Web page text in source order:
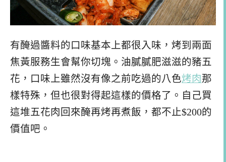
有醃過醬料的口味基本上都很入味，烤到兩面
焦黃服務生會幫你切塊。油膩膩肥滋滋的豬五
花，口味上雖然沒有像之前吃過的八色烤肉 那
樣特殊，但也很對得起這樣的價格了。自己買
這堆五花肉回來醃再烤再煮飯，都不止$200的
價值吧。